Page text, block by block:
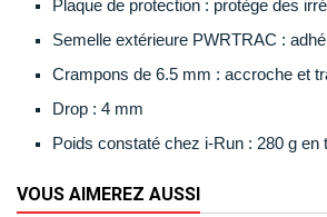
Plaque de protection : protège des
Semelle extérieure PWRTRAC :
Crampons de 6.5 mm : accroche et
Drop : 4 mm
Poids constaté chez i-Run : 280 g en
VOUS AIMEREZ AUSSI